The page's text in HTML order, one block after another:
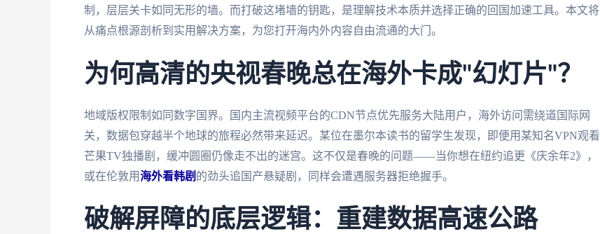
制，层层关卡如同无形的墙。而打破这堵墙的钥匙，是理解技术本质并选择正确的回国加速工具。本文将
从痛点根源剖析到实用解决方案，为您打开海内外内容自由流通的大门。
为何高清的央视春晚总在海外卡成"幻灯片"？
地域版权限制如同数字国界。国内主流视频平台的CDN节点优先服务大陆用户，海外访问需绕道国际网
关，数据包穿越半个地球的旅程必然带来延迟。某位在墨尔本读书的留学生发现，即便用某知名VPN观看
芒果TV独播剧，缓冲圆圈仍像走不出的迷宫。这不仅是春晚的问题——当你想在纽约追更《庆余年2》，
或在伦敦用海外看韩剧 的劲头追国产悬疑剧，同样会遭遇服务器拒绝握手。
破解屏障的底层逻辑：重建数据高速公路